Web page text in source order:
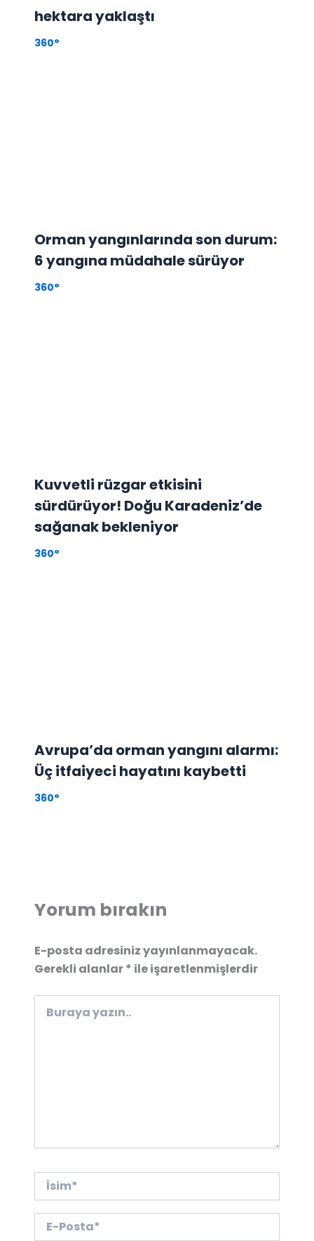
hektara yaklaştı
360°
Orman yangınlarında son durum:
6 yangına müdahale sürüyor
360°
Kuvvetli rüzgar etkisini
sürdürüyor! Doğu Karadeniz’de
sağanak bekleniyor
360°
Avrupa’da orman yangını alarmı:
Üç itfaiyeci hayatını kaybetti
360°
Yorum bırakın
E-posta adresiniz yayınlanmayacak.
Gerekli alanlar* ile işaretlenmişlerdir
yazın..
İsim*
Posta*